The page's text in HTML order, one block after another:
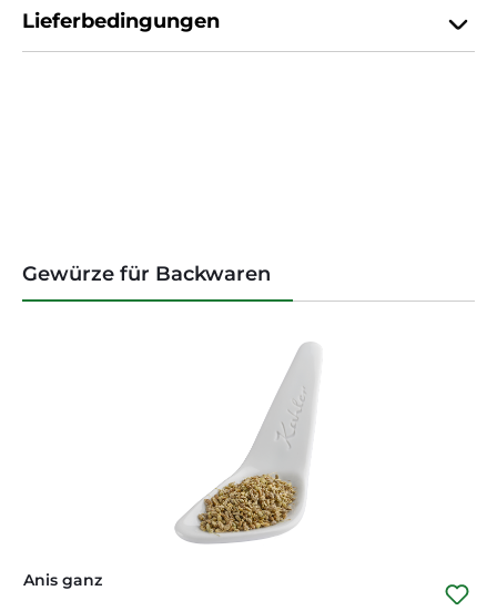
Lieferbedingungen
Produktgalerie überspringen
Gewürze für Backwaren
Anis ganz